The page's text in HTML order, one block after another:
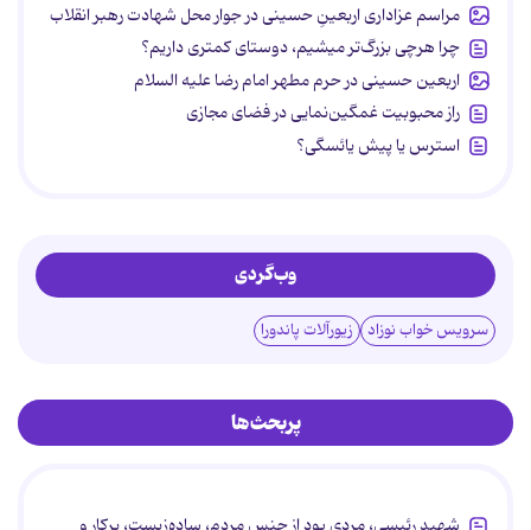
مراسم عزاداری اربعینِ حسینی در جوار محل شهادت رهبر انقلاب
چرا هرچی بزرگ‌تر میشیم، دوستای کمتری داریم؟
اربعین حسینی در حرم مطهر امام رضا علیه السلام
راز محبوبیت غمگین‌نمایی در فضای مجازی
استرس یا پیش یائسگی؟
وب‌گردی
سرویس خواب نوزاد زیورآلات پاندورا
پربحث‌ها